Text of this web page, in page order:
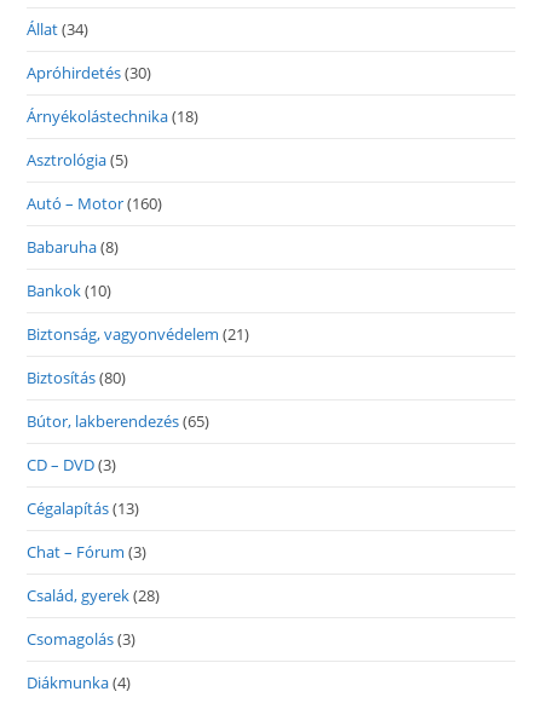
Állat(34)
Apróhirdetés(30)
Árnyékolástechnika(18)
Asztrológia(5)
Autó – Motor(160)
Babaruha(8)
Bankok(10)
Biztonság, vagyonvédelem (21)
Biztosítás(80)
Bútor, lakberendezés(65)
CD – DVD(3)
Cégalapítás(13)
Chat – Fórum (3)
Család, gyerek(28)
Csomagolás(3)
Diákmunka(4)